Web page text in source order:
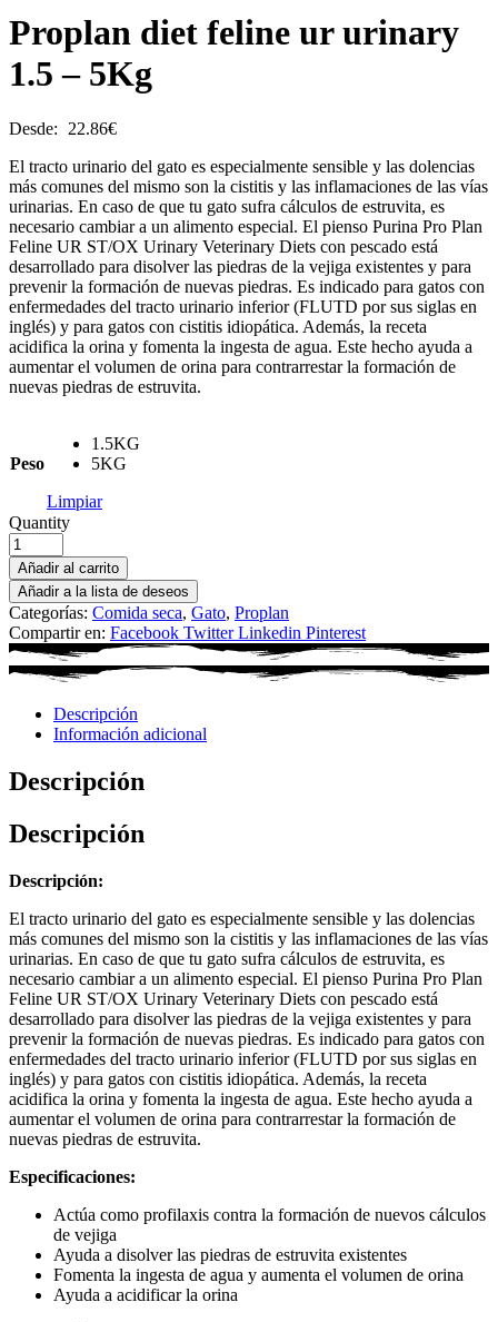
Proplan diet feline ur urinary
1.5 – 5Kg
Desde: 22.86€
El tracto urinario del gato es especialmente sensible y las dolencias
más comunes del mismo son la cistitis y las inflamaciones de las vías
urinarias. En caso de que tu gato sufra cálculos de estruvita, es
necesario cambiar a un alimento especial. El pienso Purina Pro Plan
Feline UR ST/OX Urinary Veterinary Diets con pescado está
desarrollado para disolver las piedras de la vejiga existentes y para
prevenir la formación de nuevas piedras. Es indicado para gatos con
enfermedades del tracto urinario inferior (FLUTD por sus siglas en
inglés) y para gatos con cistitis idiopática. Además, la receta
acidifica la orina y fomenta la ingesta de agua. Este hecho ayuda a
aumentar el volumen de orina para contrarrestar la formación de
nuevas piedras de estruvita.
Peso
1.5KG
5KG
Limpiar
Quantity
Añadir al carrito
Añadir a la lista de deseos
Categorías: Comida seca, Gato, Proplan
Compartir en: Facebook Twitter Linkedin Pinterest
Descripción
Información adicional
Descripción
Descripción
Descripción:
El tracto urinario del gato es especialmente sensible y las dolencias
más comunes del mismo son la cistitis y las inflamaciones de las vías
urinarias. En caso de que tu gato sufra cálculos de estruvita, es
necesario cambiar a un alimento especial. El pienso Purina Pro Plan
Feline UR ST/OX Urinary Veterinary Diets con pescado está
desarrollado para disolver las piedras de la vejiga existentes y para
prevenir la formación de nuevas piedras. Es indicado para gatos con
enfermedades del tracto urinario inferior (FLUTD por sus siglas en
inglés) y para gatos con cistitis idiopática. Además, la receta
acidifica la orina y fomenta la ingesta de agua. Este hecho ayuda a
aumentar el volumen de orina para contrarrestar la formación de
nuevas piedras de estruvita.
Especificaciones:
Actúa como profilaxis contra la formación de nuevos cálculos
de vejiga
Ayuda a disolver las piedras de estruvita existentes
Fomenta la ingesta de agua y aumenta el volumen de orina
Ayuda a acidificar la orina